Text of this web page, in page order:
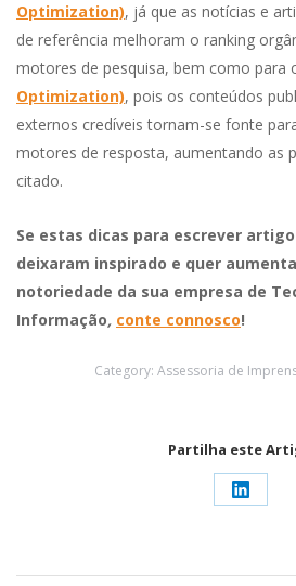
Optimization), já que as notícias e
de referência melhoram o ranking
motores de pesquisa, bem como para
Optimization), pois os conteúdos
externos credíveis tornam-se fonte
motores de resposta, aumentando as
citado.
Se estas dicas para escrever
deixaram inspirado e quer
notoriedade da sua empresa de
Informação, conte connosco!
Category: Assessoria de
Partilha este
Share